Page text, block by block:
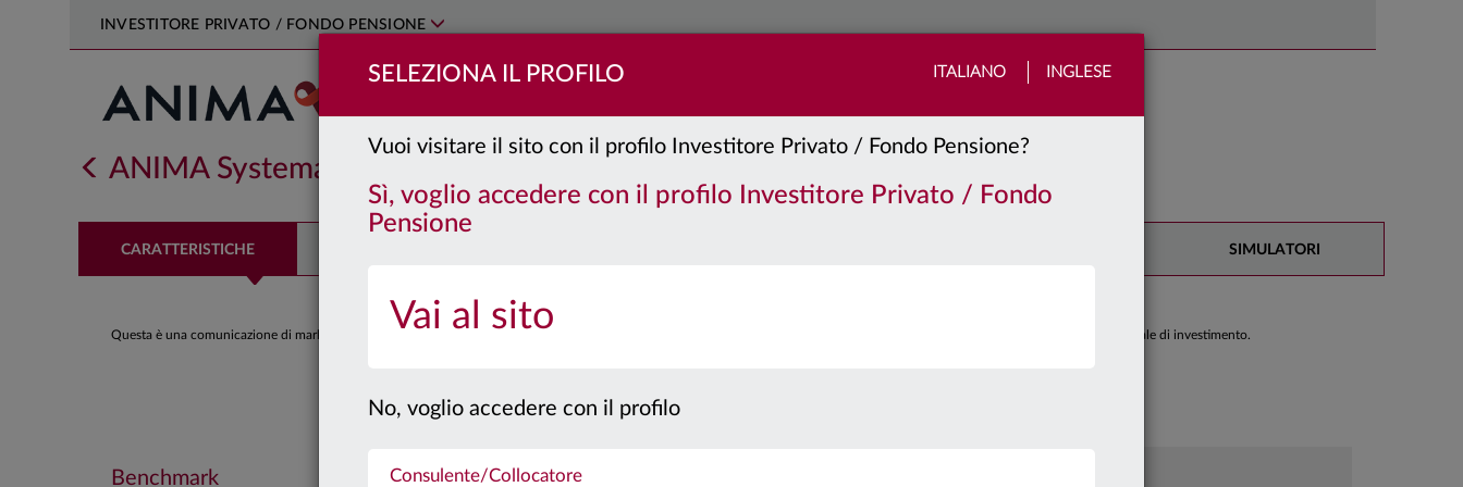
SELEZIONA IL PROFILO ITALIANO INGLESE
Vuoi visitare il sito con il profilo Investitore Privato / Fondo Pensione?
Sì, voglio accedere con il profilo Investitore Privato / Fondo
Pensione
Vai al sito
No, voglio accedere con il profilo
Consulente/Collocatore
INVESTITORE PRIVATO / FONDO PENSIONE
ANIMA Systematic US Corporate
CARATTERISTICHE SIMULATORI
Questa è una comunicazione di marketing. Si prega di consultare il prospetto e il documento contenente le informazioni chiave per gli investitori prima di prendere una decisione finale di investimento.
Caratteristiche
Benchmark